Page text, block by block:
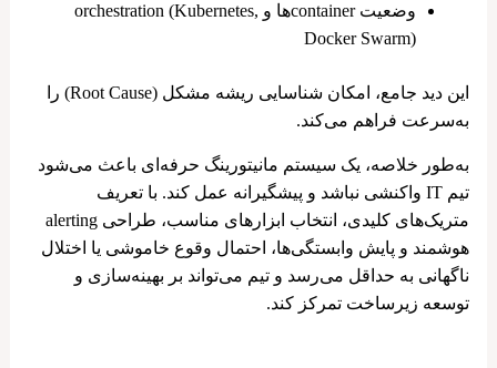
وضعیت containerها و orchestration (Kubernetes,
Docker Swarm)
این دید جامع، امکان شناسایی ریشه مشکل (Root Cause) را
به‌سرعت فراهم می‌کند.
به‌طور خلاصه، یک سیستم مانیتورینگ حرفه‌ای باعث می‌شود
تیم IT واکنشی نباشد و پیشگیرانه عمل کند. با تعریف
متریک‌های کلیدی، انتخاب ابزارهای مناسب، طراحی alerting
هوشمند و پایش وابستگی‌ها، احتمال وقوع خاموشی یا اختلال
ناگهانی به حداقل می‌رسد و تیم می‌تواند بر بهینه‌سازی و
توسعه زیرساخت تمرکز کند.